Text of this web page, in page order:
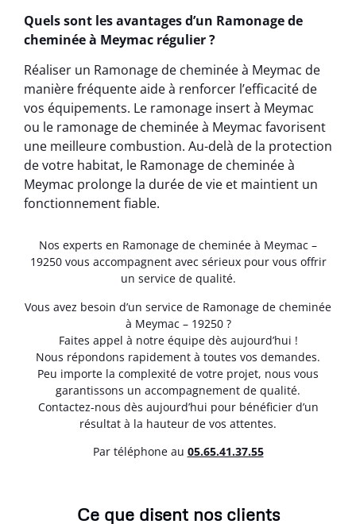
Quels sont les avantages d’un Ramonage de
cheminée à Meymac régulier ?
Réaliser un Ramonage de cheminée à Meymac de
manière fréquente aide à renforcer l’efficacité de
vos équipements. Le ramonage insert à Meymac
ou le ramonage de cheminée à Meymac favorisent
une meilleure combustion. Au-delà de la protection
de votre habitat, le Ramonage de cheminée à
Meymac prolonge la durée de vie et maintient un
fonctionnement fiable.
Nos experts en Ramonage de cheminée à Meymac –
19250 vous accompagnent avec sérieux pour vous offrir
un service de qualité.
Vous avez besoin d’un service de Ramonage de cheminée
à Meymac – 19250 ?
Faites appel à notre équipe dès aujourd’hui !
Nous répondons rapidement à toutes vos demandes.
Peu importe la complexité de votre projet, nous vous
garantissons un accompagnement de qualité.
Contactez-nous dès aujourd’hui pour bénéficier d’un
résultat à la hauteur de vos attentes.
Par téléphone au 05.65.41.37.55
Ce que disent nos clients